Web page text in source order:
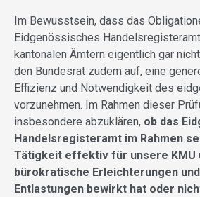
Im Bewusstsein, dass das
Eidgenössisches
kantonalen Ämtern eigentlich gar
den Bundesrat zudem auf, eine
Effizienz und Notwendigkeit des
vorzunehmen. Im Rahmen dieser
insbesondere abzuklären, ob das
Handelsregisteramt im Rahmen
Tätigkeit effektiv für unsere KMU
bürokratische Erleichterungen
Entlastungen bewirkt hat oder